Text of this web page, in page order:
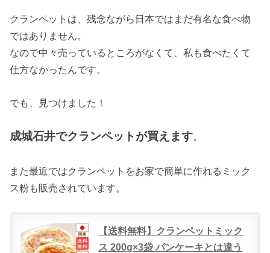
クランペットは、残念ながら日本ではまだ有名な食べ物
ではありません。
なので中々売っているところがなくて、私も食べたくて
仕方なかったんです。
でも、見つけました！
成城石井でクランペットが買えます。
また最近ではクランペットをお家で簡単に作れるミック
ス粉も販売されています。
【送料無料】クランペットミック
ス 200g×3袋 パンケーキとは違う